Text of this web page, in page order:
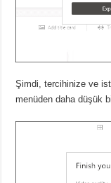
Şimdi, tercihinize ve
menüden daha düşük